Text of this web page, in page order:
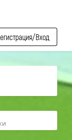
Вход